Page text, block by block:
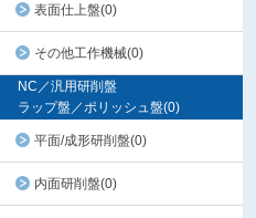
表面仕上盤(0)
その他工作機械(0)
NC／汎用研削盤
ラップ盤／ポリッシュ盤(0)
平面/成形研削盤(0)
内面研削盤(0)